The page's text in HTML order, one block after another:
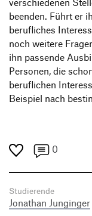
verschiedenen
beenden. Führt er
berufliches
noch weitere
ihn passende
Personen, die
beruflichen
Beispiel nach
0
Studierende
Jonathan Junginger